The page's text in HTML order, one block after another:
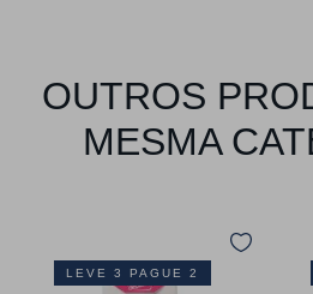
OUTROS
MESMA
LEVE 3 PAGUE 2